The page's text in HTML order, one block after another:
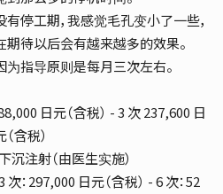
停工期，我感觉毛孔变小了一些，
待以后会有越来越多的效果。
指导原则是每月三次左右。
日元（含税） - 3 次 237,600 日
含税）
沉注射（由医生实施）
次：297,000 日元（含税） - 6 次：52